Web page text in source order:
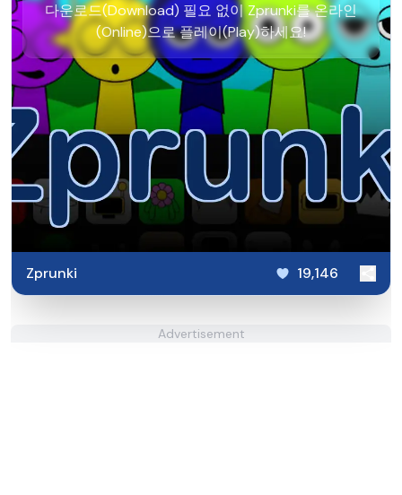
다운로드(Download) 필요 없이 Zprunki를 온라인
(Online)으로 플레이(Play)하세요!
Zprunki 19,146
Advertisement